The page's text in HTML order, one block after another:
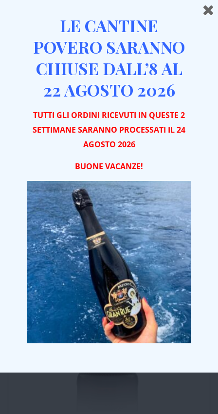
Home Vini da Dessert
Malvasia
Malvasia Rosè Spumante
LE CANTINE
POVERO SARANNO
CHIUSE DALL’8 AL
22 AGOSTO 2026
TUTTI GLI ORDINI RICEVUTI IN QUESTE 2
SETTIMANE SARANNO PROCESSATI IL 24
AGOSTO 2026
BUONE VACANZE!